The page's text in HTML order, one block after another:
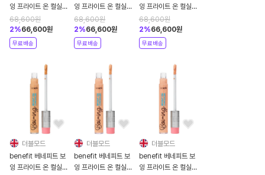
잉 프라이트 온 컬실러
5ml 9 넛맥
68,600원
2%66,600원
무료배송
잉 프라이트 온 컬실러
5ml 8 아프리콧
68,600원
2%66,600원
무료배송
잉 프라이트 온 컬실러
5ml 7 아몬드
68,600원
2%66,600원
무료배송
더블모드
benefit 베네피트 보
잉 프라이트 온 컬실러
더블모드
benefit 베네피트 보
잉 프라이트 온 컬실러
더블모드
benefit 베네피트 보
잉 프라이트 온 컬실러